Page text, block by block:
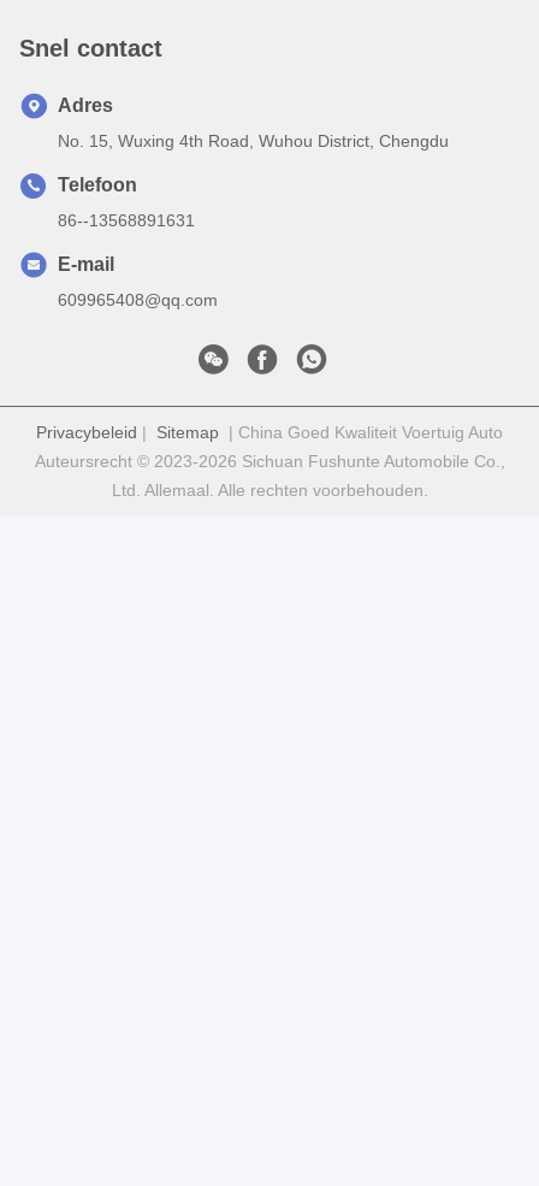
Snel contact
Adres
No. 15, Wuxing 4th Road, Wuhou District, Chengdu
Telefoon
86--13568891631
E-mail
609965408@qq.com
Privacybeleid | Sitemap | China Goed Kwaliteit Voertuig Auto
Auteursrecht © 2023-2026 Sichuan Fushunte Automobile Co.,
Ltd. Allemaal. Alle rechten voorbehouden.